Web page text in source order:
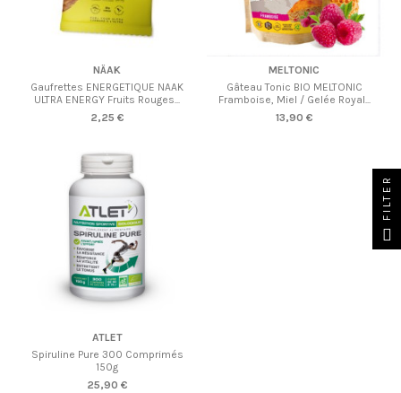
NÄAK
Gaufrettes ENERGETIQUE NAAK
ULTRA ENERGY Fruits Rouges...
2,25 €
MELTONIC
Gâteau Tonic BIO MELTONIC
Framboise, Miel / Gelée Royal...
13,90 €
ATLET
Spiruline Pure 300 Comprimés
150g
25,90 €
FILTER